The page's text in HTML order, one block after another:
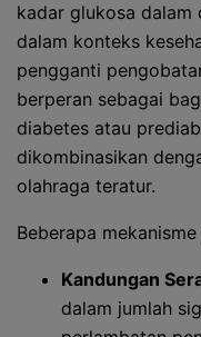
kadar glukosa dalam
dalam konteks
pengganti
berperan sebagai
diabetes atau
dikombinasikan
olahraga teratur.
Beberapa
Kandungan
dalam jumlah